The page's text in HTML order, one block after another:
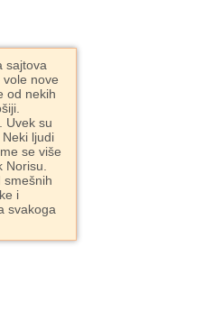
sajtova
nove
od nekih
Uvek su
ljudi
se više
smešnih
i
svakoga